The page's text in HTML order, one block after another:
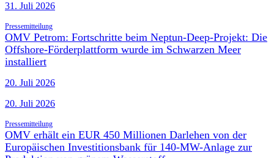
31. Juli 2026
Pressemitteilung
OMV Petrom: Fortschritte beim Neptun-Deep-Projekt: Die
Offshore-Förderplattform wurde im Schwarzen Meer
installiert
20. Juli 2026
20. Juli 2026
Pressemitteilung
OMV erhält ein EUR 450 Millionen Darlehen von der
Europäischen Investitionsbank für 140-MW-Anlage zur